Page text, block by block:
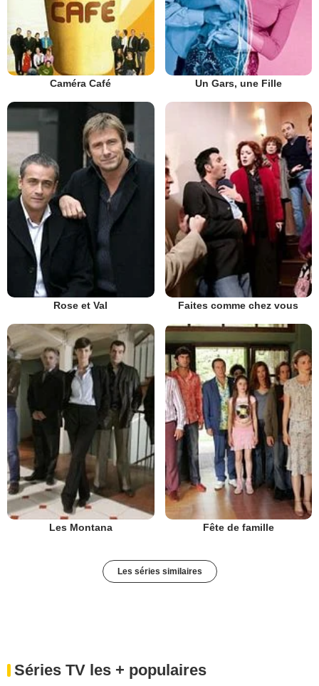
Caméra Café Un Gars, une Fille
Rose et Val Faites comme chez vous
Les Montana Fête de famille
Les séries similaires
Séries TV les + populaires